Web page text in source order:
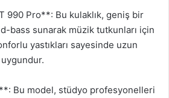
990 Pro**: Bu kulaklık, geniş bir
bass sunarak müzik tutkunları için
yastıkları sayesinde uzun
Bu model, stüdyo profesyonelleri